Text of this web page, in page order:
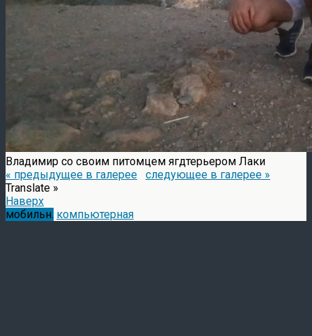
Владимир со своим питомцем ягдтерьером Лаки
« предыдущее в галерее
следующее в галерее »
Translate »
Наверх
мобильн. компьютерная